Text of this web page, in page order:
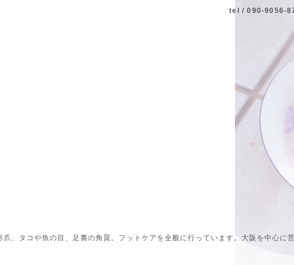
tel / 090-9056-
、タコや魚の目、足裏の角質。フットケアを全般に行っています。大阪を中心に